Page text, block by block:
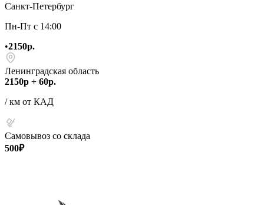
Санкт-Петербург
Пн-Пт с 14:00
•2150р.
Ленинградская область
2150р + 60р.
/ км от КАД
Самовывоз со склада
500₽